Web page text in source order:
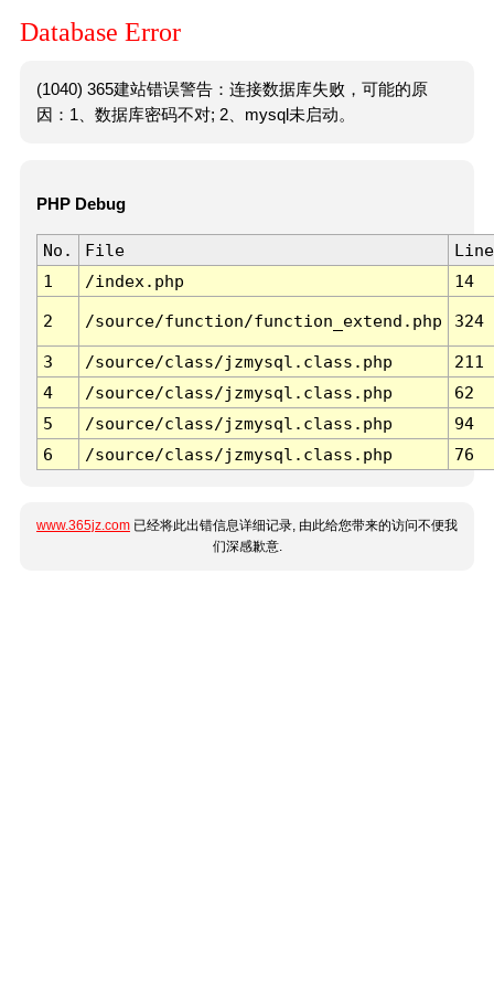
Database Error
(1040) 365建站错误警告：连接数据库失败，可能的原
因：1、数据库密码不对; 2、mysql未启动。
PHP Debug
No. File
Line
1
/index.php 14
2 /source/function/function_extend.php 324
3 /source/class/jzmysql.class.php
211
4
/source/class/jzmysql.class.php
62
5
/source/class/jzmysql.class.php
94
6
/source/class/jzmysql.class.php 76
www.365jz.com 已经将此出错信息详细记录, 由此给您带来的访问不便我
们深感歉意.